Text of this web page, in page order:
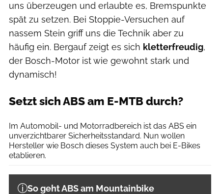
uns überzeugen und erlaubte es, Bremspunkte
spät zu setzen. Bei Stoppie-Versuchen auf
nassem Stein griff uns die Technik aber zu
häufig ein. Bergauf zeigt es sich kletterfreudig,
der Bosch-Motor ist wie gewohnt stark und
dynamisch!
Setzt sich ABS am E-MTB durch?
Im Automobil- und Motorradbereich ist das ABS ein
unverzichtbarer Sicherheitsstandard. Nun wollen
Hersteller wie Bosch dieses System auch bei E-Bikes
etablieren.
So geht ABS am Mountainbike